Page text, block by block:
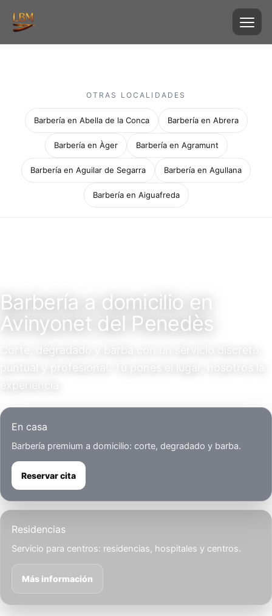
OTRAS LOCALIDADES
Barbería en Abella de la Conca Barbería en Abrera
Barbería en Àger Barbería en Agramunt
Barbería en Aguilar de Segarra Barbería en Agullana
Barbería en Aiguafreda
Barbería a domicilio en
Avinyonet del Penedès
Corte, degradado y barba con un servicio discreto,
puntual y profesional. Tú pones el lugar, nosotros la
En casa
Barbería premium a domicilio: corte, degradado y barba.
Reservar cita
Residencias
Servicio para centros: residencias, hospitales y centros.
Más información